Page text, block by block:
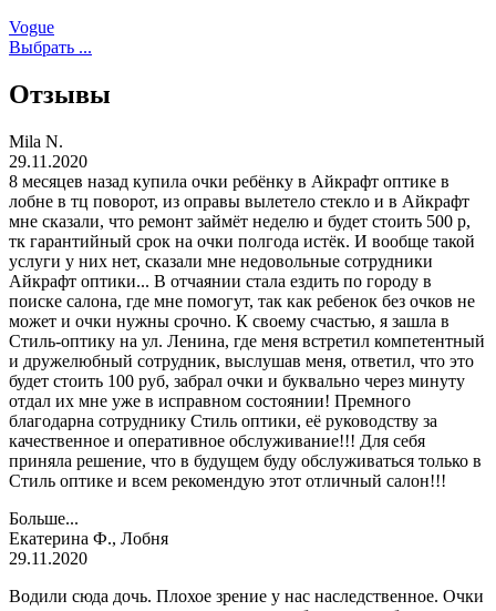
Vogue
Выбрать ...
Отзывы
Mila N.
29.11.2020
8 месяцев назад купила очки ребёнку в Айкрафт оптике в
лобне в тц поворот, из оправы вылетело стекло и в Айкрафт
мне сказали, что ремонт займёт неделю и будет стоить 500 р,
тк гарантийный срок на очки полгода истёк. И вообще такой
услуги у них нет, сказали мне недовольные сотрудники
Айкрафт оптики... В отчаянии стала ездить по городу в
поиске салона, где мне помогут, так как ребенок без очков не
может и очки нужны срочно. К своему счастью, я зашла в
Стиль-оптику на ул. Ленина, где меня встретил компетентный
и дружелюбный сотрудник, выслушав меня, ответил, что это
будет стоить 100 руб, забрал очки и буквально через минуту
отдал их мне уже в исправном состоянии! Премного
благодарна сотруднику Стиль оптики, её руководству за
качественное и оперативное обслуживание!!! Для себя
приняла решение, что в будущем буду обслуживаться только в
Стиль оптике и всем рекомендую этот отличный салон!!!
Больше...
Екатерина Ф., Лобня
29.11.2020
Водили сюда дочь. Плохое зрение у нас наследственное. Очки